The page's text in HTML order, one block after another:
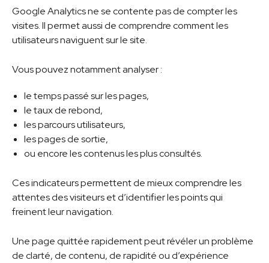
Google Analytics ne se contente pas de compter les
visites. Il permet aussi de comprendre comment les
utilisateurs naviguent sur le site.
Vous pouvez notamment analyser :
le temps passé sur les pages,
le taux de rebond,
les parcours utilisateurs,
les pages de sortie,
ou encore les contenus les plus consultés.
Ces indicateurs permettent de mieux comprendre les
attentes des visiteurs et d’identifier les points qui
freinent leur navigation.
Une page quittée rapidement peut révéler un problème
de clarté, de contenu, de rapidité ou d’expérience